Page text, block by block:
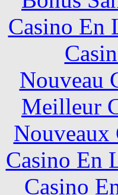
Casino En
Nouveau
Meilleur
Nouveaux
Casino En
Casino